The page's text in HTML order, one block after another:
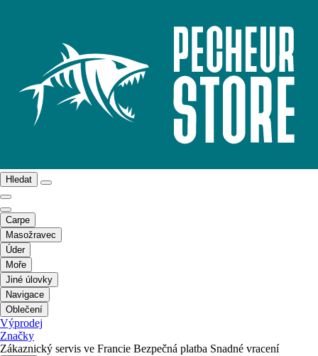
Hledat
Carpe
Masožravec
Úder
Moře
Jiné úlovky
Navigace
Oblečení
Výprodej
Značky
Zákaznický servis ve Francie Bezpečná platba Snadné vracení